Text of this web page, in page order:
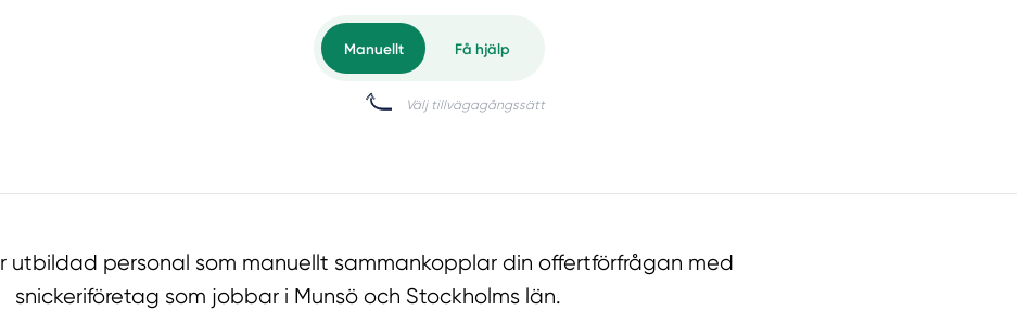
utbildad personal som manuellt sammankopplar din offertförfrågan med
snickeriföretag som jobbar i Munsö och Stockholms län.